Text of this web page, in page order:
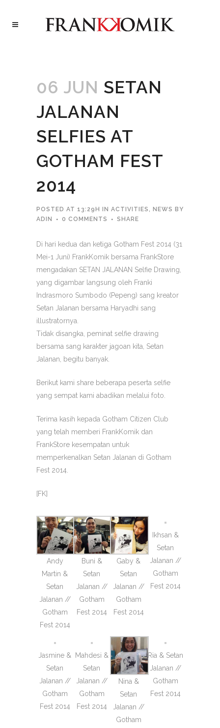
06 JUN SETAN
JALANAN
SELFIES AT
GOTHAM FEST
2014
POSTED AT 13:29H IN ACTIVITIES, NEWS BY
ADIN
0 COMMENTS SHARE
Di hari kedua dan ketiga Gotham Fest 2014 (31
Mei-1 Juni) FrankKomik bersama FrankStore
mengadakan SETAN JALANAN Selfie Drawing,
yang digambar langsung oleh Franki
Indrasmoro Sumbodo (Pepeng) sang kreator
Setan Jalanan bersama Haryadhi sang
illustratornya.
Tidak disangka, peminat selfie drawing
bersama sang karakter jagoan kita, Setan
Jalanan, begitu banyak.
Berikut kami share beberapa peserta selfie
yang sempat kami abadikan melalui foto.
Terima kasih kepada Gotham Citizen Club
yang telah memberi FrankKomik dan
FrankStore kesempatan untuk
memperkenalkan Setan Jalanan di Gotham
Fest 2014.
[FK]
Andy
Martin &
Setan
Jalanan //
Gotham
Fest 2014
Buni &
Setan
Jalanan //
Gotham
Fest 2014
Gaby &
Setan
Jalanan //
Gotham
Fest 2014
Ikhsan &
Setan
Jalanan //
Gotham
Fest 2014
Jasmine &
Setan
Jalanan //
Gotham
Fest 2014
Mahdesi &
Setan
Jalanan //
Gotham
Fest 2014
Nina &
Setan
Jalanan //
Gotham
Ria & Setan
Jalanan //
Gotham
Fest 2014